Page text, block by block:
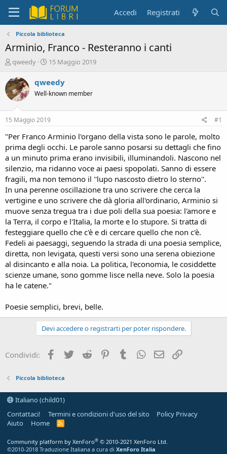
Accedi Registrati
Piccola biblioteca
Arminio, Franco - Resteranno i canti
C
e
a
t
e
D
s
c
u
s
i
n
e
qweedy
D
t
a
d
i
n
i
i
o
15 Maggio 2019
qweedy
Well-known member
15 Maggio 2019 #1
"Per Franco Arminio l'organo della vista sono le parole, molto
prima degli occhi. Le parole sanno posarsi su dettagli che fino
a un minuto prima erano invisibili, illuminandoli. Nascono nel
silenzio, ma ridanno voce ai paesi spopolati. Sanno di essere
fragili, ma non temono il ''lupo nascosto dietro lo sterno''.
In una perenne oscillazione tra uno scrivere che cerca la
vertigine e uno scrivere che dà gloria all'ordinario, Arminio si
muove senza tregua tra i due poli della sua poesia: l'amore e
la Terra, il corpo e l'Italia, la morte e lo stupore. Si tratta di
festeggiare quello che c'è e di cercare quello che non c'è.
Fedeli ai paesaggi, seguendo la strada di una poesia semplice,
diretta, non levigata, questi versi sono una serena obiezione
al disincanto e alla noia. La politica, l'economia, le cosiddette
scienze umane, sono gomme lisce nella neve. Solo la poesia
ha le catene."
Poesie semplici, brevi, belle.
Devi accedere o registrarti per poter rispondere.
Condividi: Facebook
Twitter Reddit PinterestTumblrWhatsApp
e-mail
Piccola biblioteca
Italiano (child01)
Contattaci!
Termini e condizioni d'uso del sito
Policy Privacy
Aiuto
Home
R
Community platform by XenForo® © 2010-2021 XenForo Ltd.
©2010-2018 Traduzione Italiana a cura di XenForo Italia